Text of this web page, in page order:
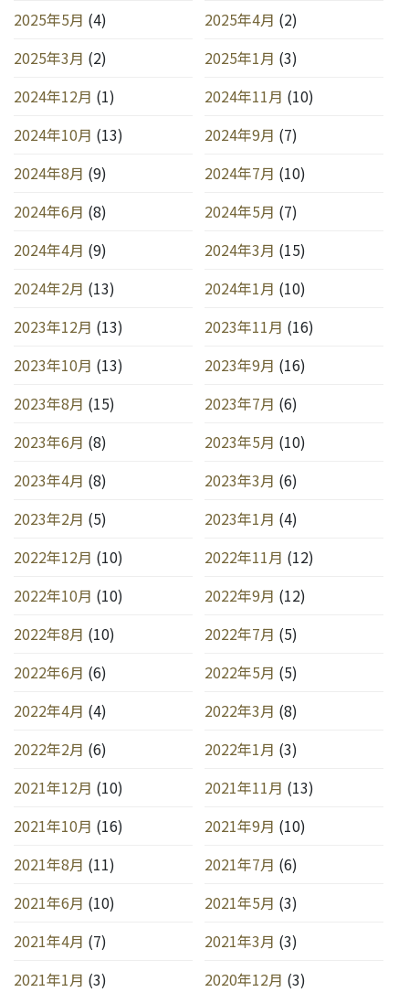
2025年5月 (4) 2025年4月 (2)
2025年3月 (2) 2025年1月 (3)
2024年12月 (1) 2024年11月 (10)
2024年10月 (13) 2024年9月 (7)
2024年8月 (9) 2024年7月 (10)
2024年6月 (8) 2024年5月 (7)
2024年4月 (9) 2024年3月 (15)
2024年2月 (13) 2024年1月 (10)
2023年12月 (13) 2023年11月 (16)
2023年10月 (13) 2023年9月 (16)
2023年8月 (15) 2023年7月 (6)
2023年6月 (8) 2023年5月 (10)
2023年4月 (8) 2023年3月 (6)
2023年2月 (5) 2023年1月 (4)
2022年12月 (10) 2022年11月 (12)
2022年10月 (10) 2022年9月 (12)
2022年8月 (10) 2022年7月 (5)
2022年6月 (6) 2022年5月 (5)
2022年4月 (4) 2022年3月 (8)
2022年2月 (6) 2022年1月 (3)
2021年12月 (10) 2021年11月 (13)
2021年10月 (16) 2021年9月 (10)
2021年8月 (11) 2021年7月 (6)
2021年6月 (10) 2021年5月 (3)
2021年4月 (7) 2021年3月 (3)
2021年1月 (3) 2020年12月 (3)